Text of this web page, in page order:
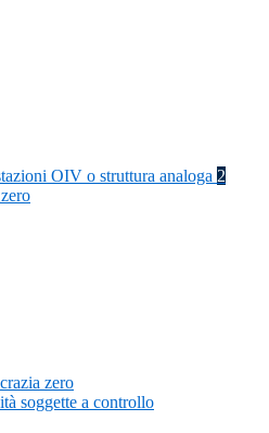
OIV o struttura analoga 2
zero
soggette a controllo